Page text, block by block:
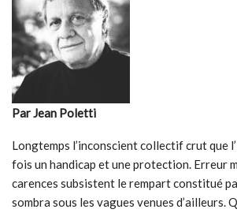
Par Jean Poletti
Longtemps l’inconscient collectif crut que
fois un handicap et une protection. Erreur
carences subsistent le rempart constitué
sombra sous les vagues venues d’ailleurs.